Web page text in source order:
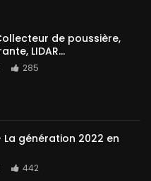
de poussière,
LIDAR…
285
La génération 2022 en
442